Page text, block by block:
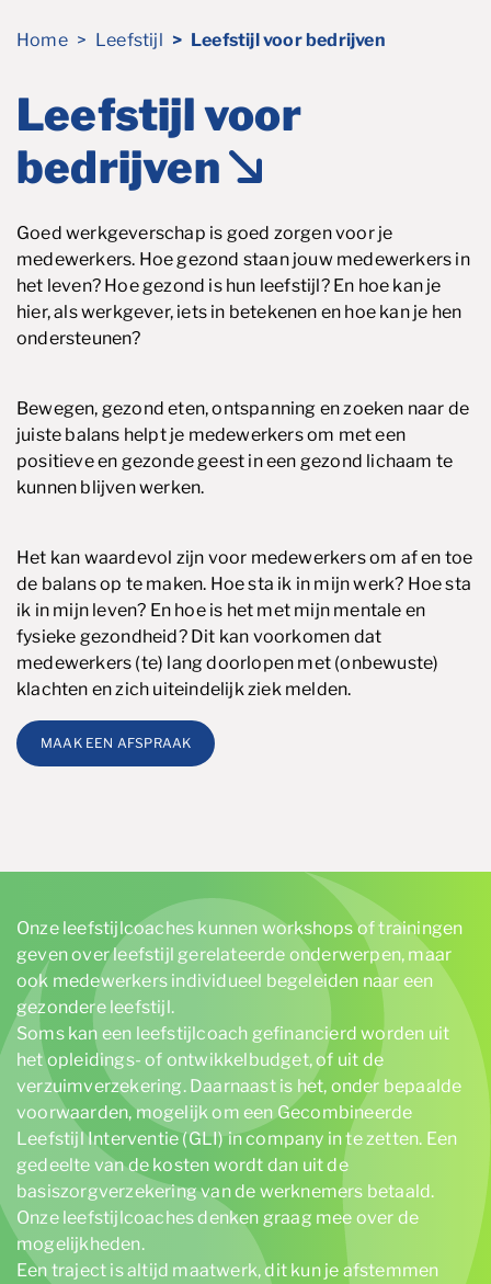
Home Leefstijl Leefstijl voor bedrijven
Leefstijl voor
bedrijven
Goed werkgeverschap is goed zorgen voor je
medewerkers. Hoe gezond staan jouw medewerkers in
het leven? Hoe gezond is hun leefstijl? En hoe kan je
hier, als werkgever, iets in betekenen en hoe kan je hen
ondersteunen?
Bewegen, gezond eten, ontspanning en zoeken naar de
juiste balans helpt je medewerkers om met een
positieve en gezonde geest in een gezond lichaam te
kunnen blijven werken.
Het kan waardevol zijn voor medewerkers om af en toe
de balans op te maken. Hoe sta ik in mijn werk? Hoe sta
ik in mijn leven? En hoe is het met mijn mentale en
fysieke gezondheid? Dit kan voorkomen dat
medewerkers (te) lang doorlopen met (onbewuste)
klachten en zich uiteindelijk ziek melden.
MAAK EEN AFSPRAAK
Onze leefstijlcoaches kunnen workshops of trainingen
geven over leefstijl gerelateerde onderwerpen, maar
ook medewerkers individueel begeleiden naar een
gezondere leefstijl.
Soms kan een leefstijlcoach gefinancierd worden uit
het opleidings- of ontwikkelbudget, of uit de
verzuimverzekering. Daarnaast is het, onder bepaalde
voorwaarden, mogelijk om een Gecombineerde
Leefstijl Interventie (GLI) in company in te zetten. Een
gedeelte van de kosten wordt dan uit de
basiszorgverzekering van de werknemers betaald.
Onze leefstijlcoaches denken graag mee over de
mogelijkheden.
Een traject is altijd maatwerk, dit kun je afstemmen